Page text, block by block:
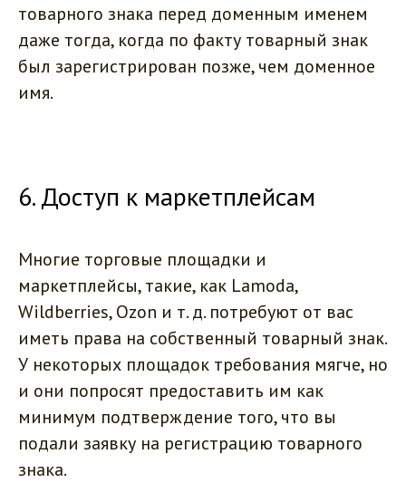
товарного знака перед доменным именем
даже тогда, когда по факту товарный знак
был зарегистрирован позже, чем доменное
имя.
6. Доступ к маркетплейсам
Многие торговые площадки и
маркетплейсы, такие, как Lamoda,
Wildberries, Ozon и т. д. потребуют от вас
иметь права на собственный товарный знак.
У некоторых площадок требования мягче, но
и они попросят предоставить им как
минимум подтверждение того, что вы
подали заявку на регистрацию товарного
знака.